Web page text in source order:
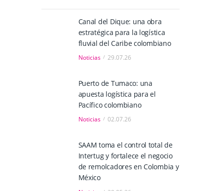
Canal del Dique: una obra
estratégica para la logística
fluvial del Caribe colombiano
Noticias 29.07.26
Puerto de Tumaco: una
apuesta logística para el
Pacífico colombiano
Noticias 02.07.26
SAAM toma el control total de
Intertug y fortalece el negocio
de remolcadores en Colombia y
México